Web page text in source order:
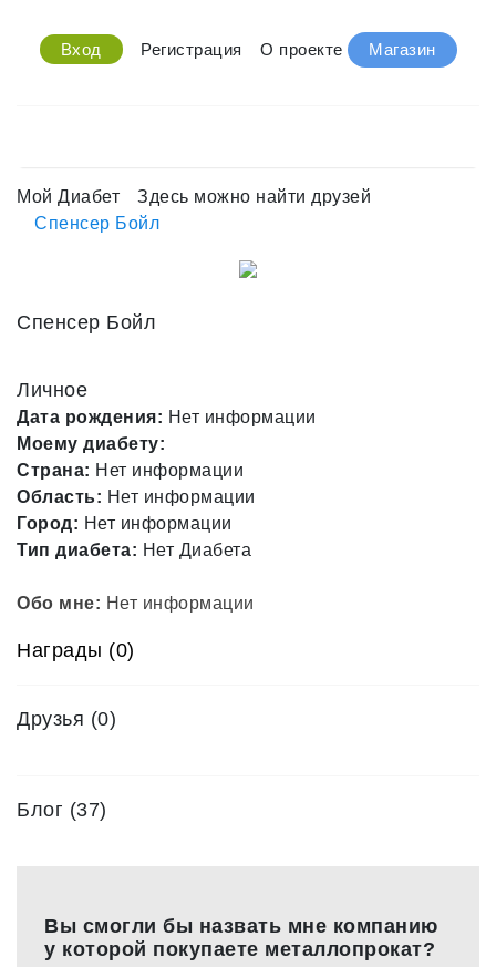
Вход Регистрация О проекте Магазин
Мой Диабет
Здесь можно найти друзей
Спенсер Бойл
Спенсер Бойл
Личное
Дата рождения: Нет информации
Моему диабету:
Страна: Нет информации
Область: Нет информации
Город: Нет информации
Тип диабета: Нет Диабета
Обо мне: Нет информации
Награды (0)
Друзья (0)
Блог (37)
Вы смогли бы назвать мне компанию
у которой покупаете металлопрокат?